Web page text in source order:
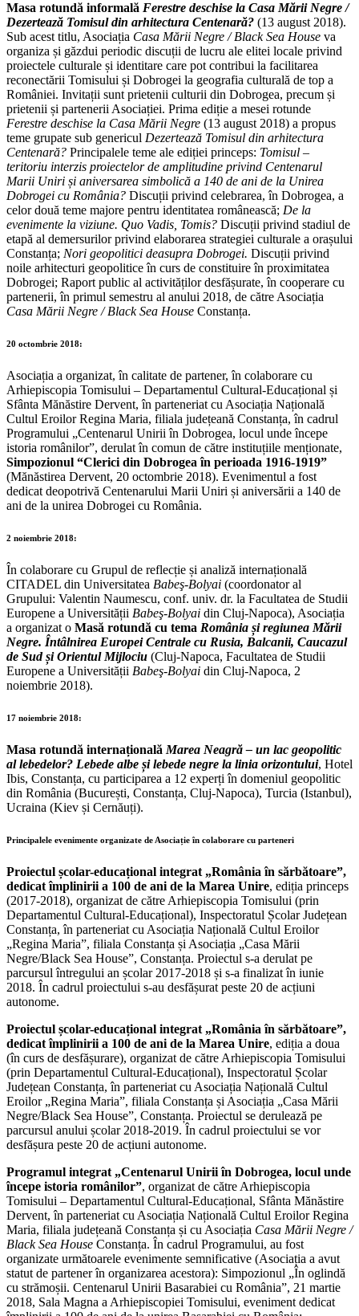
Masa rotundă informală Ferestre deschise la Casa Mării Negre /
Dezertează Tomisul din arhitectura Centenară? (13 august 2018).
Sub acest titlu, Asociația Casa Mării Negre / Black Sea House va
organiza și găzdui periodic discuții de lucru ale elitei locale privind
proiectele culturale și identitare care pot contribui la facilitarea
reconectării Tomisului și Dobrogei la geografia culturală de top a
României. Invitații sunt prietenii culturii din Dobrogea, precum și
prietenii și partenerii Asociației. Prima ediție a mesei rotunde
Ferestre deschise la Casa Mării Negre (13 august 2018) a propus
teme grupate sub genericul Dezertează Tomisul din arhitectura
Centenară? Principalele teme ale ediției princeps: Tomisul –
teritoriu interzis proiectelor de amplitudine privind Centenarul
Marii Uniri și aniversarea simbolică a 140 de ani de la Unirea
Dobrogei cu România? Discuții privind celebrarea, în Dobrogea, a
celor două teme majore pentru identitatea românească; De la
evenimente la viziune. Quo Vadis, Tomis? Discuții privind stadiul de
etapă al demersurilor privind elaborarea strategiei culturale a orașului
Constanța; Nori geopolitici deasupra Dobrogei. Discuții privind
noile arhitecturi geopolitice în curs de constituire în proximitatea
Dobrogei; Raport public al activităților desfășurate, în cooperare cu
partenerii, în primul semestru al anului 2018, de către Asociația
Casa Mării Negre / Black Sea House Constanța.
20 octombrie 2018:
Asociația a organizat, în calitate de partener, în colaborare cu
Arhiepiscopia Tomisului – Departamentul Cultural-Educațional și
Sfânta Mănăstire Dervent, în parteneriat cu Asociația Națională
Cultul Eroilor Regina Maria, filiala județeană Constanța, în cadrul
Programului „Centenarul Unirii în Dobrogea, locul unde începe
istoria românilor”, derulat în comun de către instituțiile menționate,
Simpozionul “Clerici din Dobrogea în perioada 1916-1919”
(Mănăstirea Dervent, 20 octombrie 2018). Evenimentul a fost
dedicat deopotrivă Centenarului Marii Uniri și aniversării a 140 de
ani de la unirea Dobrogei cu România.
2 noiembrie 2018:
În colaborare cu Grupul de reflecție și analiză internațională
CITADEL din Universitatea Babeş-Bolyai (coordonator al
Grupului: Valentin Naumescu, conf. univ. dr. la Facultatea de Studii
Europene a Universității Babeş-Bolyai din Cluj-Napoca), Asociația
a organizat o Masă rotundă cu tema România și regiunea Mării
Negre. Întâlnirea Europei Centrale cu Rusia, Balcanii, Caucazul
de Sud și Orientul Mijlociu (Cluj-Napoca, Facultatea de Studii
Europene a Universității Babeş-Bolyai din Cluj-Napoca, 2
noiembrie 2018).
17 noiembrie 2018:
Masa rotundă internațională Marea Neagră – un lac geopolitic
al lebedelor? Lebede albe și lebede negre la linia orizontului, Hotel
Ibis, Constanța, cu participarea a 12 experți în domeniul geopolitic
din România (București, Constanța, Cluj-Napoca), Turcia (Istanbul),
Ucraina (Kiev și Cernăuți).
Principalele evenimente organizate de Asociație în colaborare cu parteneri
Proiectul școlar-educațional integrat „România în sărbătoare”,
dedicat împlinirii a 100 de ani de la Marea Unire, ediția princeps
(2017-2018), organizat de către Arhiepiscopia Tomisului (prin
Departamentul Cultural-Educațional), Inspectoratul Școlar Județean
Constanța, în parteneriat cu Asociația Națională Cultul Eroilor
„Regina Maria”, filiala Constanța și Asociația „Casa Mării
Negre/Black Sea House”, Constanța. Proiectul s-a derulat pe
parcursul întregului an școlar 2017-2018 și s-a finalizat în iunie
2018. În cadrul proiectului s-au desfășurat peste 20 de acțiuni
autonome.
Proiectul școlar-educațional integrat „România în sărbătoare”,
dedicat împlinirii a 100 de ani de la Marea Unire, ediția a doua
(în curs de desfășurare), organizat de către Arhiepiscopia Tomisului
(prin Departamentul Cultural-Educațional), Inspectoratul Școlar
Județean Constanța, în parteneriat cu Asociația Națională Cultul
Eroilor „Regina Maria”, filiala Constanța și Asociația „Casa Mării
Negre/Black Sea House”, Constanța. Proiectul se derulează pe
parcursul anului școlar 2018-2019. În cadrul proiectului se vor
desfășura peste 20 de acțiuni autonome.
Programul integrat „Centenarul Unirii în Dobrogea, locul unde
începe istoria românilor”, organizat de către Arhiepiscopia
Tomisului – Departamentul Cultural-Educațional, Sfânta Mănăstire
Dervent, în parteneriat cu Asociația Națională Cultul Eroilor Regina
Maria, filiala județeană Constanța și cu Asociația Casa Mării Negre /
Black Sea House Constanța. În cadrul Programului, au fost
organizate următoarele evenimente semnificative (Asociația a avut
statut de partener în organizarea acestora): Simpozionul „În oglindă
cu strămoșii. Centenarul Unirii Basarabiei cu România”, 21 martie
2018, Sala Magna a Arhiepiscopiei Tomisului, eveniment dedicat